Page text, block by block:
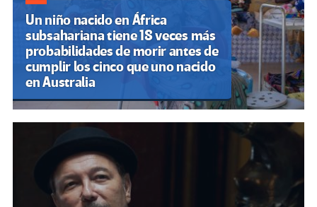
Un niño nacido en África
subsahariana tiene 18 veces más
probabilidades de morir antes de
cumplir los cinco que uno nacido
en Australia